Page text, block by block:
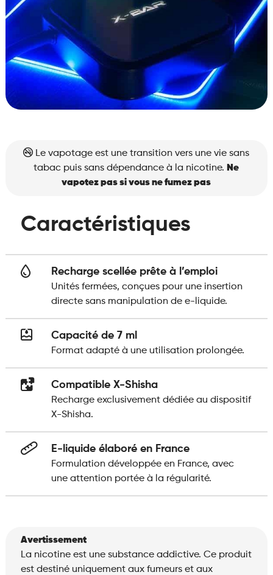
Le vapotage est une transition vers une vie sans
tabac puis sans dépendance à la nicotine. Ne
vapotez pas si vous ne fumez pas
Caractéristiques
Recharge scellée prête à l’emploi
Unités fermées, conçues pour une insertion
directe sans manipulation de e-liquide.
Capacité de 7 ml
Format adapté à une utilisation prolongée.
Compatible X-Shisha
Recharge exclusivement dédiée au dispositif
X-Shisha.
E-liquide élaboré en France
Formulation développée en France, avec
une attention portée à la régularité.
Avertissement
La nicotine est une substance addictive. Ce produit
est destiné uniquement aux fumeurs et aux